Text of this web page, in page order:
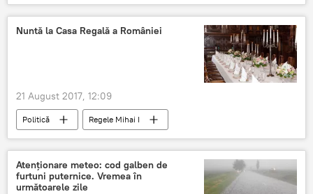
Automobil
Nuntă la Casa Regală a României
21 August 2017, 12:09
Politică
Regele Mihai I
Casa Regală a României
Nuntă
nepot
România
Atenţionare meteo: cod galben de
furtuni puternice. Vremea în
următoarele zile